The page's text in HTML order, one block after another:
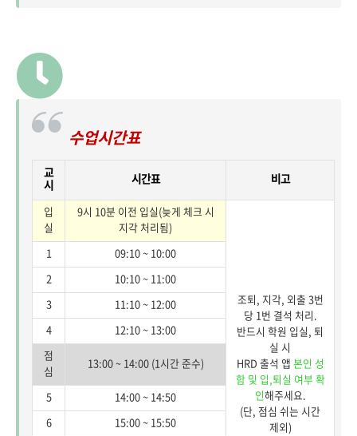
수업시간표
교
시
시간표 비고
입
실
9시 10분 이전 입실(늦게 체크 시
지각 처리됨)
조퇴, 지각, 외출 3번
당 1번 결석 처리.
반드시 학원 입실, 퇴
실 시
HRD 출석 앱 본인 성
함 및 입,퇴실 여부 확
인해주세요.
(단, 점심 쉬는 시간
제외)
1
09:10 ~ 10:00
2
10:10 ~ 11:00
3
11:10 ~ 12:00
4
12:10 ~ 13:00
점
심
13:00 ~ 14:00 (1시간 준수)
5
14:00 ~ 14:50
6
15:00 ~ 15:50